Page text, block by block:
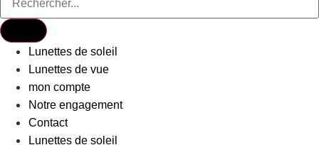
Lunettes de soleil
Lunettes de vue
mon compte
Notre engagement
Contact
Lunettes de soleil